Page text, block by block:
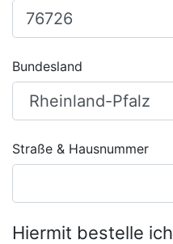
Bundesland
Straße & Hausnummer
Hiermit bestelle ich